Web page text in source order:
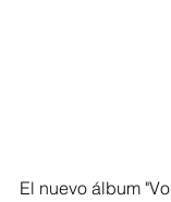
El nuevo álbum